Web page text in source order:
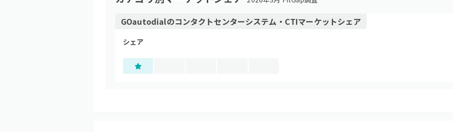
GOautodialのコンタクトセンターシステム・CTIマーケットシェア
シェア